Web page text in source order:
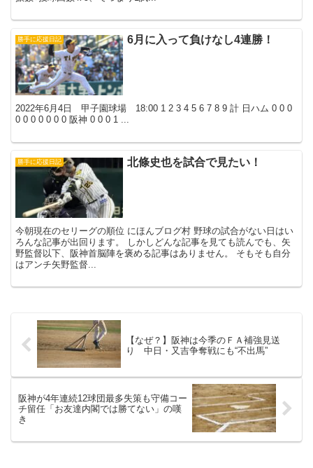
勝手に応援日記 6月に入って負けなし4連勝！
2022年6月4日 甲子園球場 18:00 1 2 3 4 5 6 7 8 9 計 日ハム 0 0 0
0 0 0 0 0 0 0 阪神 0 0 0 1 ...
勝手に応援日記 北條史也を試合で見たい！
今朝現在のセリーグの順位 にほんブログ村 野球の試合がない日はい
ろんな記事が出回ります。 しかしどんな記事を見ても読んでも、矢
野監督以下、阪神首脳陣を褒める記事はありません。 そもそも自分
はアンチ矢野監督...
【なぜ？】阪神は今季のＦＡ補強見送
り 中日・又吉争奪戦にも“不出馬”
阪神が4年連続12球団最多失策も守備コー
チ留任「お友達内閣では勝てない」の嘆
き